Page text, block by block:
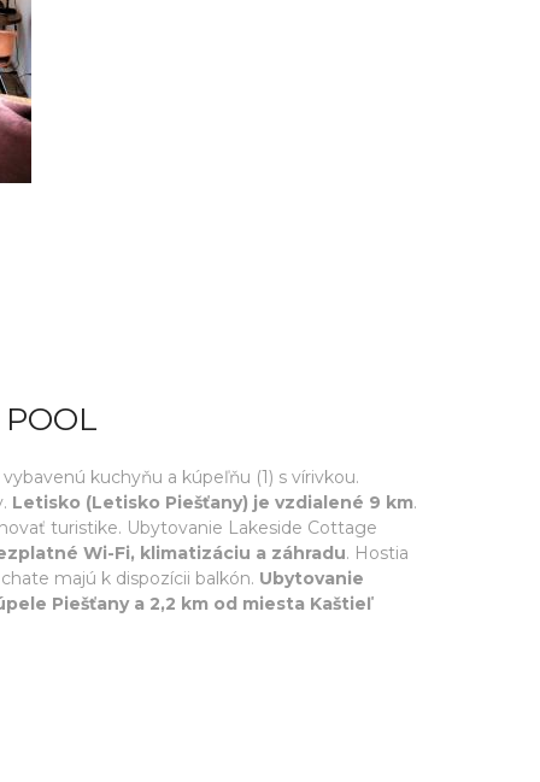
kuchyňu a kúpeľňu (1) s vírivkou.
Letisko (Letisko Piešťany) je vzdialené 9 km.
turistike. Ubytovanie Lakeside Cottage
Wi-Fi, klimatizáciu a záhradu. Hostia
majú k dispozícii balkón. Ubytovanie
Piešťany a 2,2 km od miesta Kaštieľ